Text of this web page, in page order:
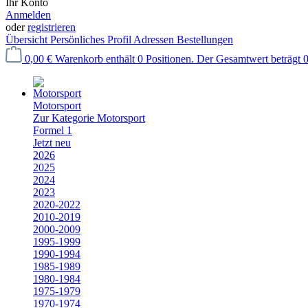
Ihr Konto
Anmelden
oderregistrieren
Übersicht Persönliches Profil Adressen Bestellungen
0,00 € Warenkorb enthält 0 Positionen. Der Gesamtwert beträgt
Motorsport
Zur Kategorie Motorsport
Formel 1
Jetzt neu
2026
2025
2024
2023
2020-2022
2010-2019
2000-2009
1995-1999
1990-1994
1985-1989
1980-1984
1975-1979
1970-1974